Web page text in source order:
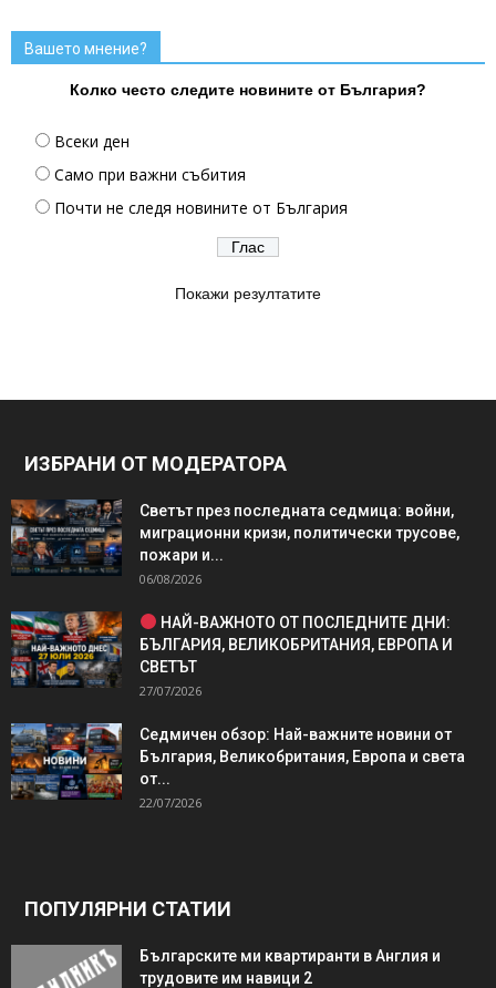
Вашето мнение?
Колко често следите новините от България?
Всеки ден
Само при важни събития
Почти не следя новините от България
Покажи резултатите
ИЗБРАНИ ОТ МОДЕРАТОРА
Светът през последната седмица: войни,
миграционни кризи, политически трусове,
пожари и...
06/08/2026
НАЙ-ВАЖНОТО ОТ ПОСЛЕДНИТЕ ДНИ:
БЪЛГАРИЯ, ВЕЛИКОБРИТАНИЯ, ЕВРОПА И
СВЕТЪТ
27/07/2026
Седмичен обзор: Най-важните новини от
България, Великобритания, Европа и света
от...
22/07/2026
ПОПУЛЯРНИ СТАТИИ
Българските ми квартиранти в Англия и
трудовите им навици 2